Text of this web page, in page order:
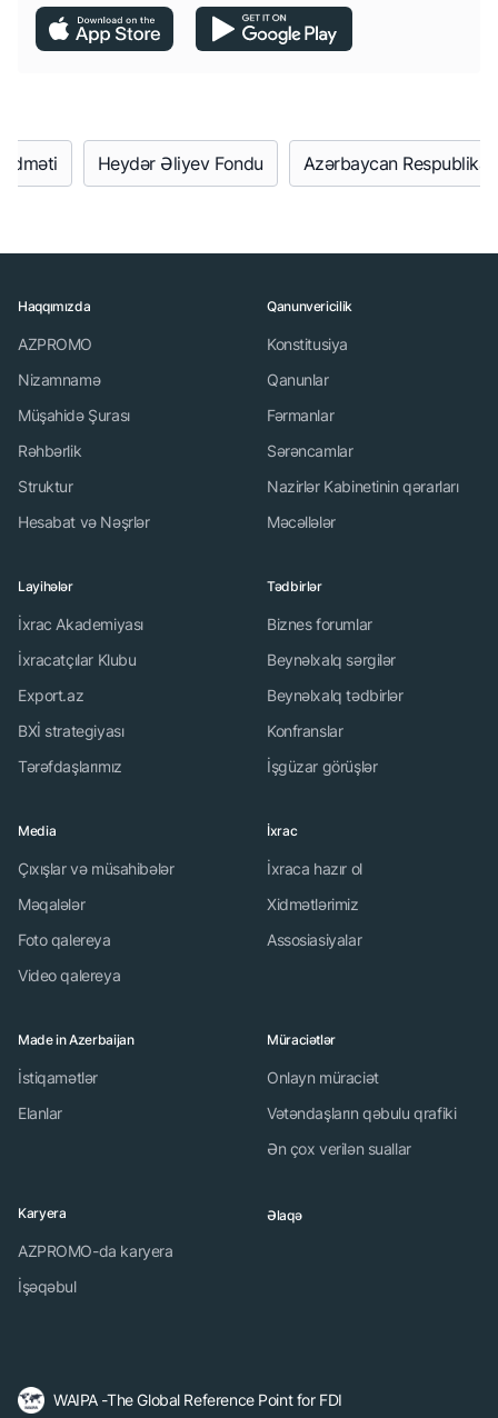
Heydər Əliyev Fondu Azərbaycan
Haqqımızda
AZPROMO
Nizamnamə
Müşahidə Şurası
Rəhbərlik
Struktur
Hesabat və Nəşrlər
Qanunvericilik
Konstitusiya
Qanunlar
Fərmanlar
Sərəncamlar
Nazirlər Kabinetinin qərarları
Məcəllələr
Layihələr
İxrac Akademiyası
İxracatçılar Klubu
Export.az
BXİ strategiyası
Tərəfdaşlarımız
Tədbirlər
Biznes forumlar
Beynəlxalq sərgilər
Beynəlxalq tədbirlər
Konfranslar
İşgüzar görüşlər
Media
Çıxışlar və müsahibələr
Məqalələr
Foto qalereya
Video qalereya
İxrac
İxraca hazır ol
Xidmətlərimiz
Assosiasiyalar
Made in Azerbaijan
İstiqamətlər
Elanlar
Müraciətlər
Onlayn müraciət
Vətəndaşların qəbulu qrafiki
Ən çox verilən suallar
Karyera
AZPROMO-da karyera
İşəqəbul
Əlaqə
WAIPA -The Global Reference Point for FDI